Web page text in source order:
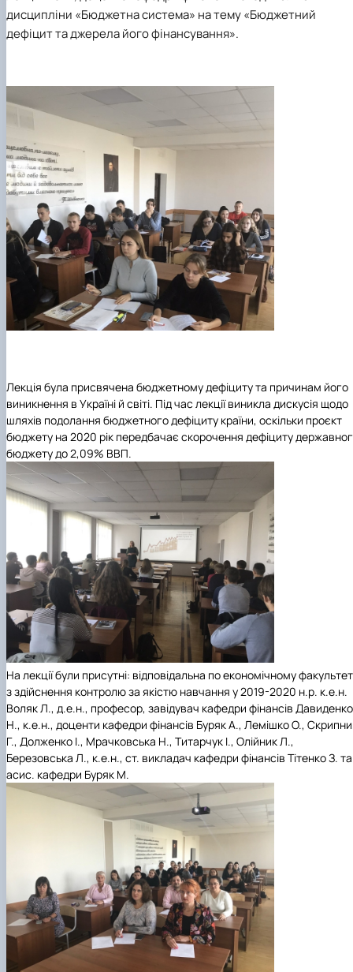
дисципліни «Бюджетна система» на тему «Бюджетний
дефіцит таджерела його фінансування».
Лекція була присвячена бюджетному дефіциту та причинам його
виникнення в Україні й світі. Під час лекції виникла дискусія щодо
шляхів подолання бюджетного дефіциту країни, оскільки проєкт
бюджету на 2020 рік передбачає скорочення дефіцитудерж
бюджетудо2,09% ВВП.
На лекції були присутні: відповідальна по економічному
з здійснення контролю за якістю навчання у 2019-2020 н.р. к.е.н.
Воляк Л., д.е.н., професор, завідувач кафедри фінансів Давиденко
Н., к.е.н., доценти кафедри фінансів Буряк А., Лемішко О.,
Г., Долженко І., Мрачковська Н., Титарчук І., Олійник Л.,
Березовська Л., к.е.н., ст. викладач кафедри фінансів ТітенкоЗ. та
асис. кафедри Буряк М.